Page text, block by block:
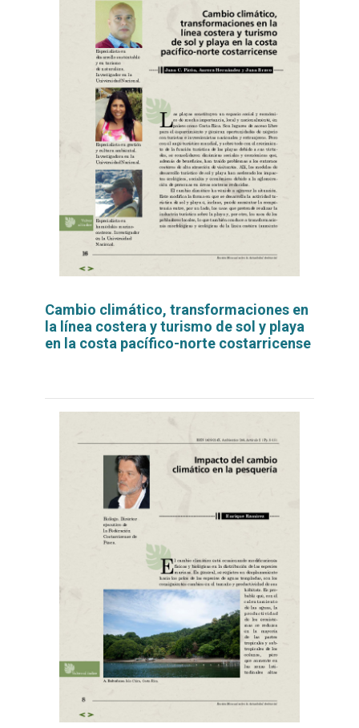
Cambio climático, transformaciones en
la línea costera y turismo de sol y playa
en la costa pacífico-norte costarricense